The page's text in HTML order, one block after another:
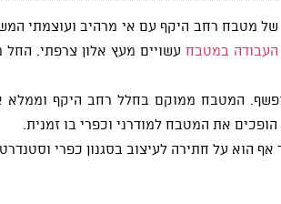
במטבח עשויים מעץ אלון צרפתי.
המטבח ממוקם בחלל רחב היקף וממלא
את המטבח למודרני וכפרי בו זמנית.
הוא על חתירה לעיצוב בסגנון כפרי וסטנדרט